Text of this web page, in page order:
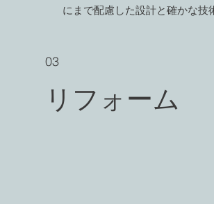
にまで配慮した設計と確かな技
03
​リフォーム